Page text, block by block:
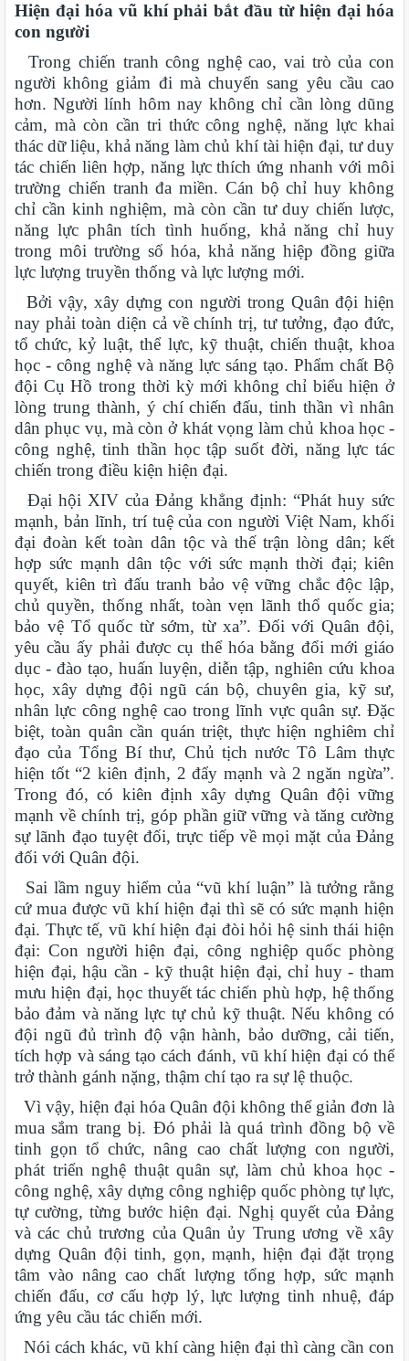
Hiện đại hóa vũ khí phải bắt đầu từ hiện đại hóa
con người
Trong chiến tranh công nghệ cao, vai trò của con
người không giảm đi mà chuyển sang yêu cầu cao
hơn. Người lính hôm nay không chỉ cần lòng dũng
cảm, mà còn cần tri thức công nghệ, năng lực khai
thác dữ liệu, khả năng làm chủ khí tài hiện đại, tư duy
tác chiến liên hợp, năng lực thích ứng nhanh với môi
trường chiến tranh đa miền. Cán bộ chỉ huy không
chỉ cần kinh nghiệm, mà còn cần tư duy chiến lược,
năng lực phân tích tình huống, khả năng chỉ huy
trong môi trường số hóa, khả năng hiệp đồng giữa
lực lượng truyền thống và lực lượng mới.
Bởi vậy, xây dựng con người trong Quân đội hiện
nay phải toàn diện cả về chính trị, tư tưởng, đạo đức,
tổ chức, kỷ luật, thể lực, kỹ thuật, chiến thuật, khoa
học - công nghệ và năng lực sáng tạo. Phẩm chất Bộ
đội Cụ Hồ trong thời kỳ mới không chỉ biểu hiện ở
lòng trung thành, ý chí chiến đấu, tinh thần vì nhân
dân phục vụ, mà còn ở khát vọng làm chủ khoa học -
công nghệ, tinh thần học tập suốt đời, năng lực tác
chiến trong điều kiện hiện đại.
Đại hội XIV của Đảng khẳng định: “Phát huy sức
mạnh, bản lĩnh, trí tuệ của con người Việt Nam, khối
đại đoàn kết toàn dân tộc và thế trận lòng dân; kết
hợp sức mạnh dân tộc với sức mạnh thời đại; kiên
quyết, kiên trì đấu tranh bảo vệ vững chắc độc lập,
chủ quyền, thống nhất, toàn vẹn lãnh thổ quốc gia;
bảo vệ Tổ quốc từ sớm, từ xa”. Đối với Quân đội,
yêu cầu ấy phải được cụ thể hóa bằng đổi mới giáo
dục - đào tạo, huấn luyện, diễn tập, nghiên cứu khoa
học, xây dựng đội ngũ cán bộ, chuyên gia, kỹ sư,
nhân lực công nghệ cao trong lĩnh vực quân sự. Đặc
biệt, toàn quân cần quán triệt, thực hiện nghiêm chỉ
đạo của Tổng Bí thư, Chủ tịch nước Tô Lâm thực
hiện tốt “2 kiên định, 2 đẩy mạnh và 2 ngăn ngừa”.
Trong đó, có kiên định xây dựng Quân đội vững
mạnh về chính trị, góp phần giữ vững và tăng cường
sự lãnh đạo tuyệt đối, trực tiếp về mọi mặt của Đảng
đối với Quân đội.
Sai lầm nguy hiểm của “vũ khí luận” là tưởng rằng
cứ mua được vũ khí hiện đại thì sẽ có sức mạnh hiện
đại. Thực tế, vũ khí hiện đại đòi hỏi hệ sinh thái hiện
đại: Con người hiện đại, công nghiệp quốc phòng
hiện đại, hậu cần - kỹ thuật hiện đại, chỉ huy - tham
mưu hiện đại, học thuyết tác chiến phù hợp, hệ thống
bảo đảm và năng lực tự chủ kỹ thuật. Nếu không có
đội ngũ đủ trình độ vận hành, bảo dưỡng, cải tiến,
tích hợp và sáng tạo cách đánh, vũ khí hiện đại có thể
trở thành gánh nặng, thậm chí tạo ra sự lệ thuộc.
Vì vậy, hiện đại hóa Quân đội không thể giản đơn là
mua sắm trang bị. Đó phải là quá trình đồng bộ về
tinh gọn tổ chức, nâng cao chất lượng con người,
phát triển nghệ thuật quân sự, làm chủ khoa học -
công nghệ, xây dựng công nghiệp quốc phòng tự lực,
tự cường, từng bước hiện đại. Nghị quyết của Đảng
và các chủ trương của Quân ủy Trung ương về xây
dựng Quân đội tinh, gọn, mạnh, hiện đại đặt trọng
tâm vào nâng cao chất lượng tổng hợp, sức mạnh
chiến đấu, cơ cấu hợp lý, lực lượng tinh nhuệ, đáp
ứng yêu cầu tác chiến mới.
Nói cách khác, vũ khí càng hiện đại thì càng cần con